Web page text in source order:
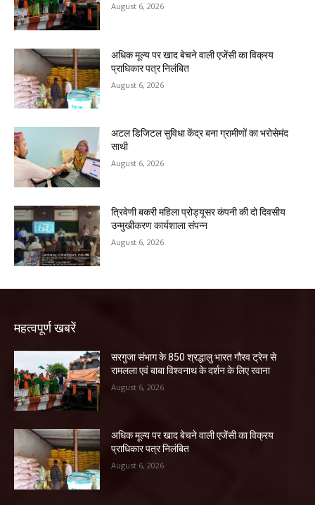
August 6, 2026
अधिक मूल्य पर खाद बेचने वाली एजेंसी का विक्रय
प्राधिकार पत्र निलंबित
August 6, 2026
अटल डिजिटल सुविधा केंद्र बना ग्रामीणों का भरोसेमंद
साथी
August 6, 2026
त्रिवेणी बकरी महिला प्रोड्यूसर कंपनी की दो दिवसीय
उन्मुखीकरण कार्यशाला संपन्न
August 6, 2026
महत्वपूर्ण खबरें
सरगुजा संभाग के 850 श्रद्धालु भारत गौरव ट्रेन से
रामलला एवं बाबा विश्वनाथ के दर्शन के लिए रवाना
August 6, 2026
अधिक मूल्य पर खाद बेचने वाली एजेंसी का विक्रय
प्राधिकार पत्र निलंबित
August 6, 2026